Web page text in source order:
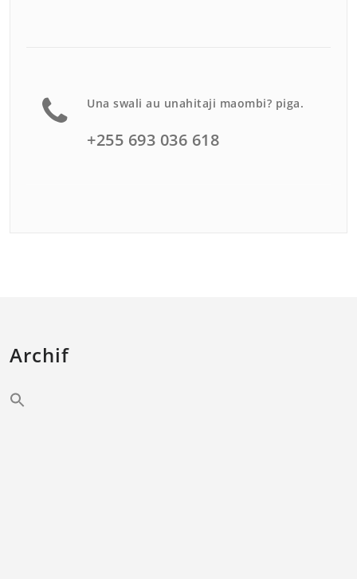
Una swali au unahitaji maombi? piga.
+255 693 036 618
Archif